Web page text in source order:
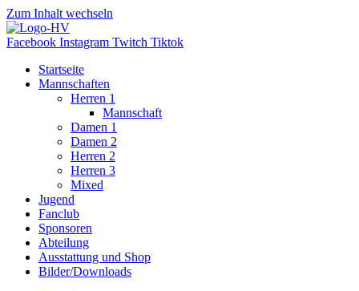
Zum Inhalt wechseln
Facebook Instagram Twitch Tiktok
Startseite
Mannschaften
Herren 1
Mannschaft
Damen 1
Damen 2
Herren 2
Herren 3
Mixed
Jugend
Fanclub
Sponsoren
Abteilung
Ausstattung und Shop
Bilder/Downloads